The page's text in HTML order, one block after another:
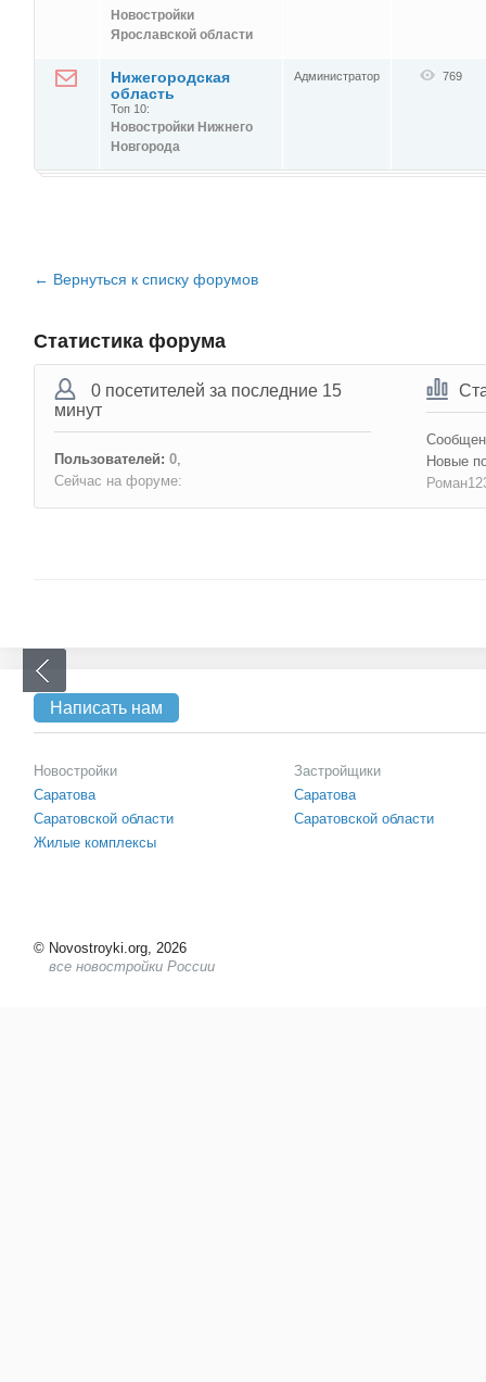
Новостройки
Ярославской области
Нижегородская
область
Топ 10:
Новостройки Нижнего
Новгорода
Администратор 769
← Вернуться к списку форумов
Статистика форума
0 посетителей за последние 15
минут
Пользователей: 0,
Сейчас на форуме:
Новые
Написать нам
Новостройки
Саратова
Саратовской области
Жилые комплексы
Застройщики
Саратова
Саратовской области
© Novostroyki.org, 2026
все новостройки России